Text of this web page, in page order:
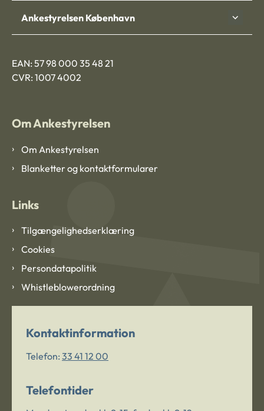
Ankestyrelsen København
EAN: 57 98 000 35 48 21
CVR: 1007 4002
Om Ankestyrelsen
Om Ankestyrelsen
Blanketter og kontaktformularer
Links
Tilgængelighedserklæring
Cookies
Persondatapolitik
Whistleblowerordning
Kontaktinformation
Telefon: 33 41 12 00
Telefontider